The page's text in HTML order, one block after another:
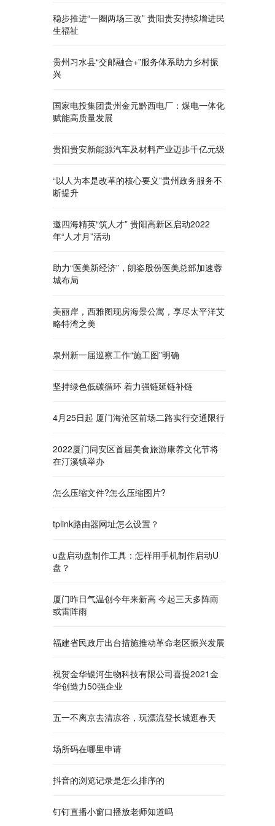
稳步推进“一圈两场三改” 贵阳贵安持续增进民
生福祉
贵州习水县“交邮融合+”服务体系助力乡村振
兴
国家电投集团贵州金元黔西电厂：煤电一体化
赋能高质量发展
贵阳贵安新能源汽车及材料产业迈步千亿元级
“以人为本是改革的核心要义”贵州政务服务不
断提升
邀四海精英“筑人才” 贵阳高新区启动2022
年“人才月”活动
助力“医美新经济”，朗姿股份医美总部加速蓉
城布局
美丽岸，西雅图现房海景公寓，享尽太平洋艾
略特湾之美
泉州新一届巡察工作“施工图”明确
坚持绿色低碳循环 着力强链延链补链
4月25日起 厦门海沧区前场二路实行交通限行
2022厦门同安区首届美食旅游康养文化节将
在汀溪镇举办
怎么压缩文件?怎么压缩图片?
tplink路由器网址怎么设置？
u盘启动盘制作工具：怎样用手机制作启动U
盘？
厦门昨日气温创今年来新高 今起三天多阵雨
或雷阵雨
福建省民政厅出台措施推动革命老区振兴发展
祝贺金华银河生物科技有限公司喜提2021金
华创造力50强企业
五一不离京去清凉谷，玩漂流登长城逛春天
场所码在哪里申请
抖音的浏览记录是怎么排序的
钉钉直播小窗口播放老师知道吗